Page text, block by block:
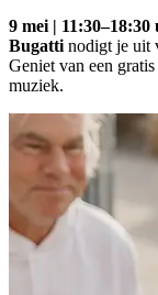
9 mei | 11:30–18:30
Bugattinodigt je uit
Geniet van een
muziek.